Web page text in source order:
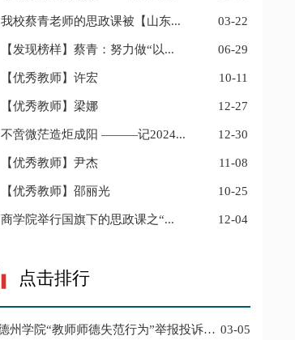
我校蔡青老师的思政课被【山东... 03-22
【发现榜样】蔡青：努力做“以... 06-29
【优秀教师】​许宏 10-11
【优秀教师】梁娜 12-27
不啻微茫造炬成阳 ———记2024... 12-30
【​优秀教师】尹杰 11-08
【​优秀教师】邵丽光 10-25
商学院举行国旗下的思政课之“... 12-04
点击排行
03-05